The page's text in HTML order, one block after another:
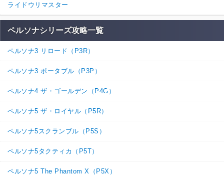
ライドウリマスター
ペルソナシリーズ攻略一覧
ペルソナ3 リロード（P3R）
ペルソナ3 ポータブル（P3P）
ペルソナ4 ザ・ゴールデン（P4G）
ペルソナ5 ザ・ロイヤル（P5R）
ペルソナ5スクランブル（P5S）
ペルソナ5タクティカ（P5T）
ペルソナ5 The Phantom X（P5X）